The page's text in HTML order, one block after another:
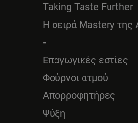
Taking Taste Further
Η σειρά Mastery της
-
Επαγωγικές εστίες
Φούρνοι ατμού
Απορροφητήρες
Ψύξη